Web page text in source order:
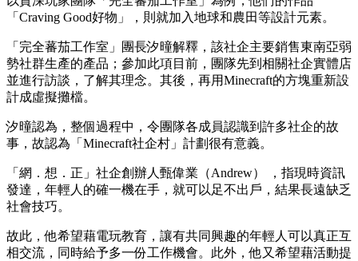
「Craving Good好物」，則就加入地球和農田等設計元素。
「完全蕃茄工作室」團長汐曈解釋，該社企主要銷售東南亞弱
勢社群生產的產品；參加此項目前，團隊先到相關社企實體店
並進行訪談，了解其理念。其後，再用Minecraft的方塊重新設
計成虛擬攤檔。
汐曈認為，整個過程中，令團隊各成員認識到許多社企的故
事，故認為「Minecraft社企村」計劃很有意義。
「網．想．正」社企創辦人甄偉業（Andrew） ，指現時資訊
發達，年輕人的確一機在手，就可以足不出戶，結果長遠缺乏
社會技巧。
故此，他希望藉電玩教育，讓有共同興趣的年輕人可以真正互
相交流，同時給予多一份工作機會。此外，他又希望藉活動提